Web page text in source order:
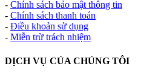
- Chính sách bảo mật thông tin
- Chính sách thanh toán
- Điều khoản sử dụng
- Miễn trừ trách nhiệm
DỊCH VỤ CỦA CHÚNG TÔI